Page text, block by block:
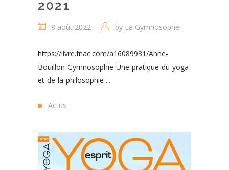
2021
8 août 2022 by La Gymnosophe
https://livre.fnac.com/a16089931/Anne-
Bouillon-Gymnosophie-Une-pratique-du-yoga-
et-de-la-philosophie ...
Actus